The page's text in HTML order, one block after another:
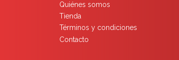
Quiénes somos
Tienda
Términos y condiciones
Contacto